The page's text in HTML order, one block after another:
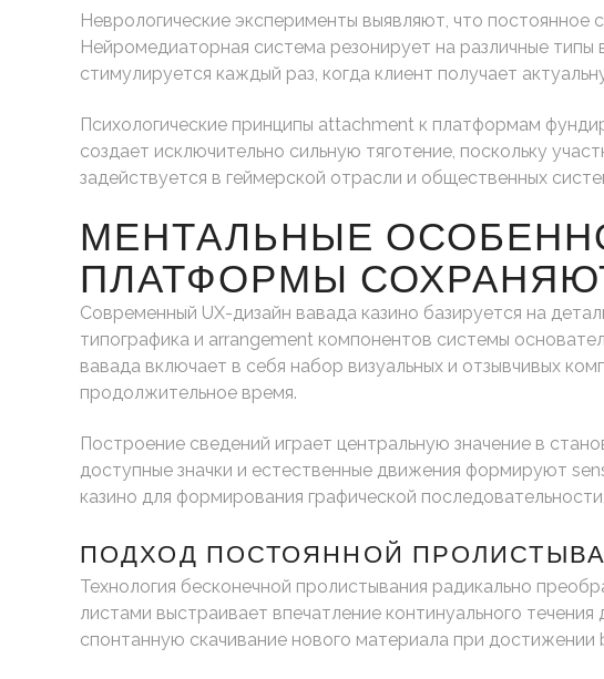
Неврологические эксперименты выявляют, что
Нейромедиаторная система резонирует на различные
стимулируется каждый раз, когда клиент получает
Психологические принципы attachment к платформам
создает исключительно сильную тяготение, поскольку
задействуется в геймерской отрасли и общественных
МЕНТАЛЬНЫЕ
ПЛАТФОРМЫ
Современный UX-дизайн вавада казино базируется на
типографика и arrangement компонентов системы
вавада включает в себя набор визуальных и отзывчивых
продолжительное время.
Построение сведений играет центральную значение в
доступные значки и естественные движения формируют
казино для формирования графической
ПОДХОД ПОСТОЯННОЙ
Технология бесконечной пролистывания радикально
листами выстраивает впечатление континуального
спонтанную скачивание нового материала при